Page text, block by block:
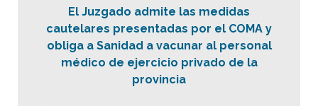
El Juzgado admite las medidas
cautelares presentadas por el COMA y
obliga a Sanidad a vacunar al personal
médico de ejercicio privado de la
provincia